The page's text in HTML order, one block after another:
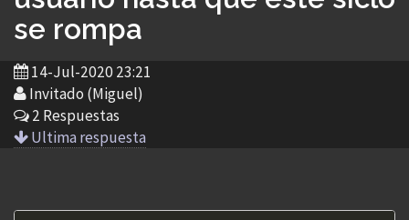
se rompa
14-Jul-2020 23:21
Invitado (Miguel)
2 Respuestas
Ultima respuesta